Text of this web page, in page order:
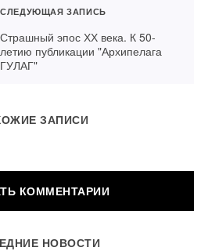
СЛЕДУЮЩАЯ ЗАПИСЬ
Страшный эпос ХХ века. К 50-
летию публикации "Архипелага
ГУЛАГ"
ЗАПИСИ
КОММЕНТАРИЙ
НОВОСТИ